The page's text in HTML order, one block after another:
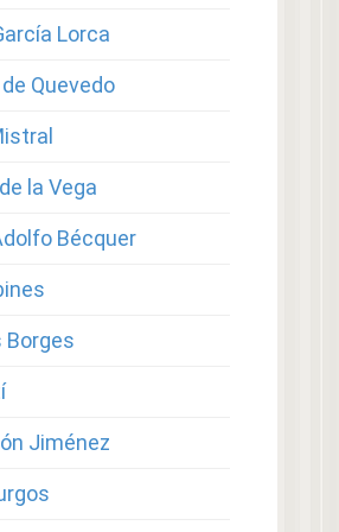
Lorca
Quevedo
la Vega
Bécquer
Borges
Jiménez